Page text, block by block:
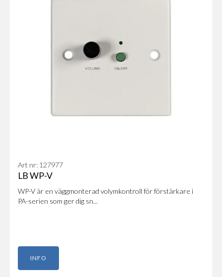
Art nr: 127977
LB WP-V
WP-V är en väggmonterad volymkontroll för förstärkare i
PA-serien som ger dig sn...
INFO